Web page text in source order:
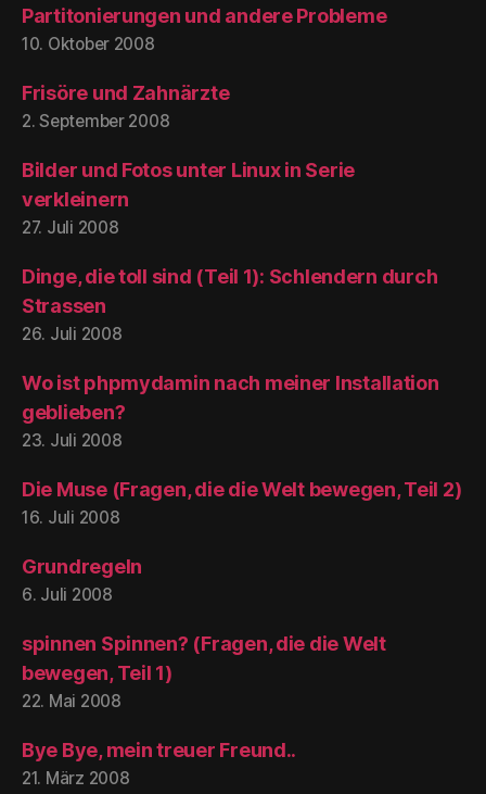
Partitonierungen und andere Probleme
10. Oktober 2008
Frisöre und Zahnärzte
2. September 2008
Bilder und Fotos unter Linux in Serie
verkleinern
27. Juli 2008
Dinge, die toll sind (Teil 1): Schlendern durch
Strassen
26. Juli 2008
Wo ist phpmydamin nach meiner Installation
geblieben?
23. Juli 2008
Die Muse (Fragen, die die Welt bewegen, Teil 2)
16. Juli 2008
Grundregeln
6. Juli 2008
spinnen Spinnen? (Fragen, die die Welt
bewegen, Teil 1)
22. Mai 2008
Bye Bye, mein treuer Freund..
21. März 2008